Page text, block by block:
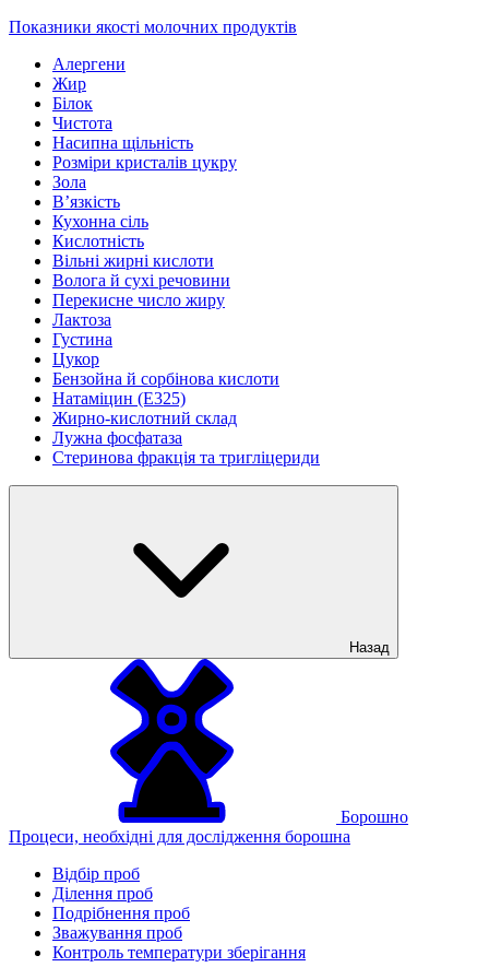
Показники якості молочних продуктів
Алергени
Жир
Білок
Чистота
Насипна щільність
Розміри кристалів цукру
Зола
В’язкість
Кухонна сіль
Кислотність
Вільні жирні кислоти
Волога й сухі речовини
Перекисне число жиру
Лактоза
Густина
Цукор
Бензойна й сорбінова кислоти
Натаміцин (Е325)
Жирно-кислотний склад
Лужна фосфатаза
Стеринова фракція та тригліцериди
Назад
Борошно
Процеси, необхідні для дослідження борошна
Відбір проб
Ділення проб
Подрібнення проб
Зважування проб
Контроль температури зберігання